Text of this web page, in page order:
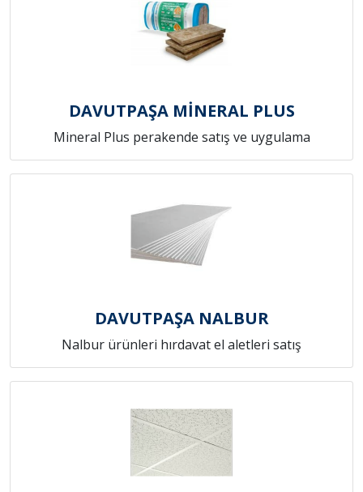
DAVUTPAŞA MİNERAL PLUS
Mineral Plus perakende satış ve uygulama
DAVUTPAŞA NALBUR
Nalbur ürünleri hırdavat el aletleri satış